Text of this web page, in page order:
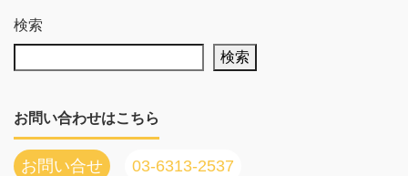
検索
検索
お問い合わせはこちら
お問い合せ 03-6313-2537